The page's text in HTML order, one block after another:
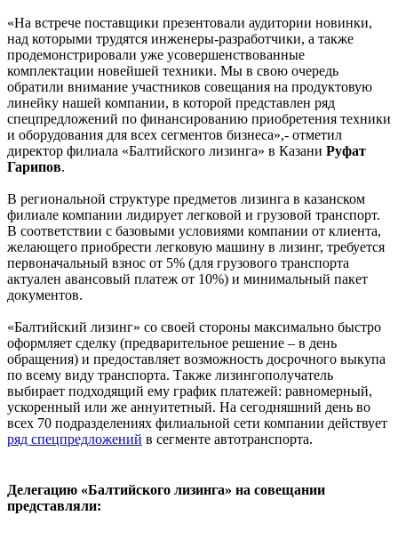
«На встрече поставщики презентовали аудитории новинки,
над которыми трудятся инженеры-разработчики, а также
продемонстрировали уже усовершенствованные
комплектации новейшей техники. Мы в свою очередь
обратили внимание участников совещания на продуктовую
линейку нашей компании, в которой представлен ряд
спецпредложений по финансированию приобретения техники
и оборудования для всех сегментов бизнеса»,- отметил
директор филиала «Балтийского лизинга» в Казани Руфат
Гарипов.
В региональной структуре предметов лизинга в казанском
филиале компании лидирует легковой и грузовой транспорт.
В соответствии с базовыми условиями компании от клиента,
желающего приобрести легковую машину в лизинг, требуется
первоначальный взнос от 5% (для грузового транспорта
актуален авансовый платеж от 10%) и минимальный пакет
документов.
«Балтийский лизинг» со своей стороны максимально быстро
оформляет сделку (предварительное решение – в день
обращения) и предоставляет возможность досрочного выкупа
по всему виду транспорта. Также лизингополучатель
выбирает подходящий ему график платежей: равномерный,
ускоренный или же аннуитетный. На сегодняшний день во
всех 70 подразделениях филиальной сети компании действует
ряд спецпредложений в сегменте автотранспорта.
Делегацию «Балтийского лизинга» на совещании
представляли: